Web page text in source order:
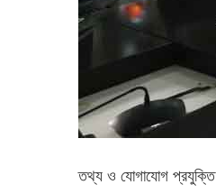
তথ্য ও যোগাযোগ প্রযুক্তি